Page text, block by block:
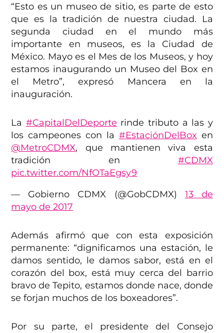
“Esto es un museo de sitio, es parte de esto
que es la tradición de nuestra ciudad. La
segunda ciudad en el mundo más
importante en museos, es la Ciudad de
México. Mayo es el Mes de los Museos, y hoy
estamos inaugurando un Museo del Box en
el Metro”, expresó Mancera en la
inauguración.
La #CapitalDelDeporte rinde tributo a las y
los campeones con la #EstaciónDelBox en
@MetroCDMX, que mantienen viva esta
tradición en #CDMX
pic.twitter.com/NfOTaEgsy9
— Gobierno CDMX (@GobCDMX) 13 de
mayo de 2017
Además afirmó que con esta exposición
permanente: “dignificamos una estación, le
damos sentido, le damos sabor, está en el
corazón del box, está muy cerca del barrio
bravo de Tepito, estamos donde nace, donde
se forjan muchos de los boxeadores”.
Por su parte, el presidente del Consejo